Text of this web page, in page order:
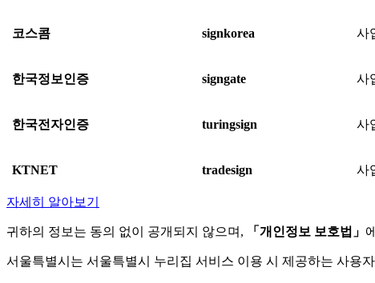
코스콤 signkorea 사
한국정보인증 signgate 사
한국전자인증 turingsign 사
KTNET tradesign 사
자세히 알아보기
귀하의 정보는 동의 없이 공개되지 않으며, 「개인정보 보호법」
서울특별시는 서울특별시 누리집 서비스 이용 시 제공하는 사용